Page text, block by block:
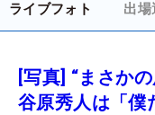
ライブフォト 出場
[写真] “まさか
谷原秀人は「僕